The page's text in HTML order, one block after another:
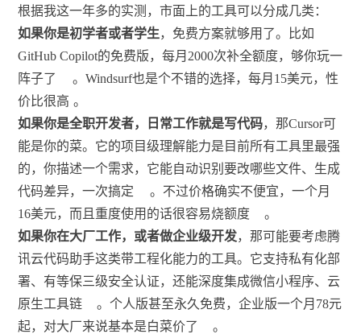
根据我这一年多的实测，市面上的工具可以分成几类：
如果你是初学者或者学生，免费方案就够用了。比如
GitHub Copilot的免费版，每月2000次补全额度，够你玩一
阵子了
。Windsurf也是个不错的选择，每月15美元，性
价比很高 。
如果你是全职开发者，日常工作就是写代码，那Cursor可
能是你的菜。它的项目级理解能力是目前所有工具里最强
的，你描述一个需求，它能自动识别要改哪些文件、生成
代码差异，一次搞定
。不过价格确实不便宜，一个月
16美元，而且重度使用的话很容易烧额度
。
如果你在大厂工作，或者做企业级开发，那可能要考虑腾
讯云代码助手这类带工程化能力的工具。它支持私有化部
署、有等保三级安全认证，还能深度集成微信小程序、云
原生工具链
。个人版甚至永久免费，企业版一个月78元
起，对大厂来说基本是白菜价了
。